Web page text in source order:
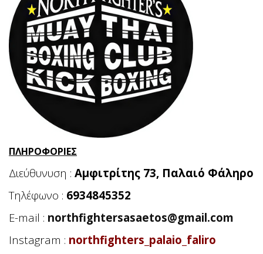
ΠΛΗΡΟΦΟΡΙΕΣ
Διεύθυνυση : Αμφιτρίτης 73, Παλαιό Φάληρο
Τηλέφωνο : 6934845352
E-mail : northfightersasaetos@gmail.com
Instagram : northfighters_palaio_faliro